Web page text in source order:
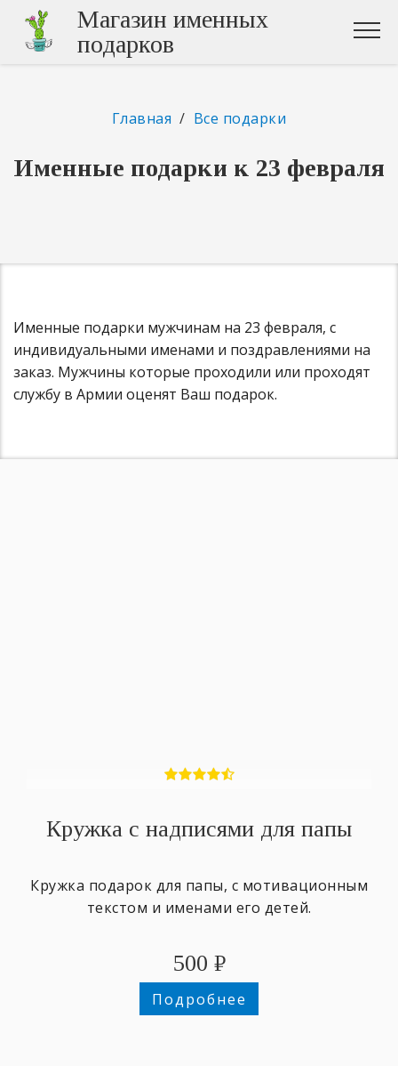
Магазин именных
подарков
Главная / Все подарки
Именные подарки к 23 февраля
Именные подарки мужчинам на 23 февраля, с
индивидуальными именами и поздравлениями на
заказ. Мужчины которые проходили или проходят
службу в Армии оценят Ваш подарок.
Кружка с надписями для папы
Кружка подарок для папы, с мотивационным
текстом и именами его детей.
500 ₽
Подробнее